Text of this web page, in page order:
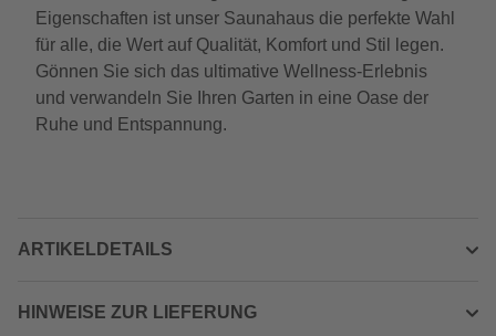
Eigenschaften ist unser Saunahaus die perfekte Wahl
für alle, die Wert auf Qualität, Komfort und Stil legen.
Gönnen Sie sich das ultimative Wellness-Erlebnis
und verwandeln Sie Ihren Garten in eine Oase der
Ruhe und Entspannung.
ARTIKELDETAILS
HINWEISE ZUR LIEFERUNG